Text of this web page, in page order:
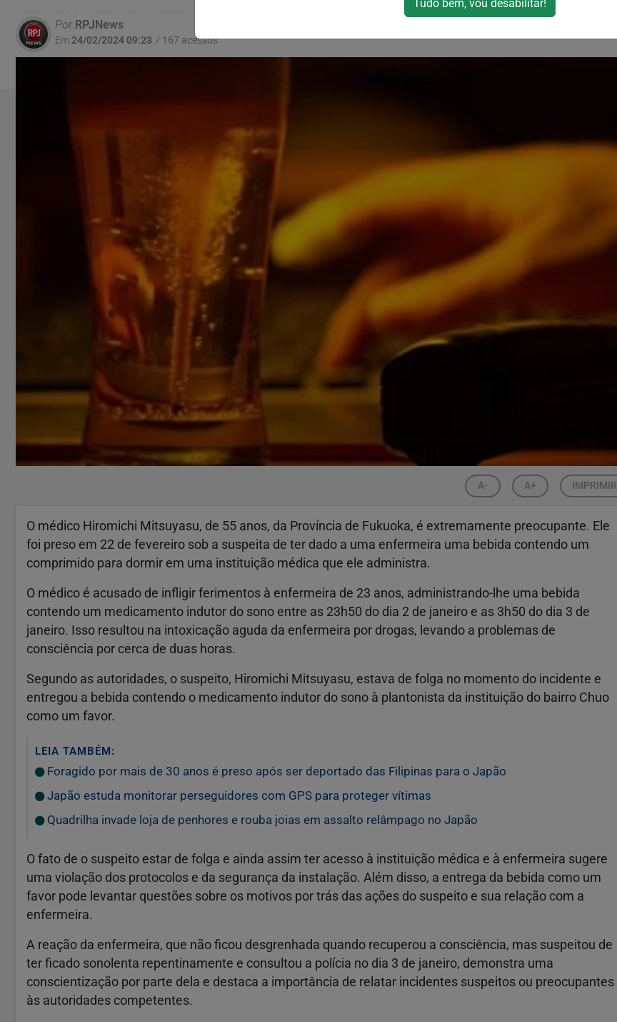
PorRPJNews
Em 24/02/2024 09:23 / 167 acessos
A- A+ IMPRIMIR
O médico Hiromichi Mitsuyasu, de 55 anos, da Província de Fukuoka, é extremamente preocupante. Ele
foi preso em 22 de fevereiro sob a suspeita de ter dado a uma enfermeira uma bebida contendo um
comprimido para dormir em uma instituição médica que ele administra.
O médico é acusado de infligir ferimentos à enfermeira de 23 anos, administrando-lhe uma bebida
contendo um medicamento indutor do sono entre as 23h50 do dia 2 de janeiro e as 3h50 do dia 3 de
janeiro. Isso resultou na intoxicação aguda da enfermeira por drogas, levando a problemas de
consciência por cerca de duas horas.
Segundo as autoridades, o suspeito, Hiromichi Mitsuyasu, estava de folga no momento do incidente e
entregou a bebida contendo o medicamento indutor do sono à plantonista da instituição do bairro Chuo
como um favor.
LEIA TAMBÉM:
Foragido por mais de 30 anos é preso após ser deportado das Filipinas para o Japão
Japão estuda monitorar perseguidores com GPS para proteger vítimas
Quadrilha invade loja de penhores e rouba joias em assalto relâmpago no Japão
O fato de o suspeito estar de folga e ainda assim ter acesso à instituição médica e à enfermeira sugere
uma violação dos protocolos e da segurança da instalação. Além disso, a entrega da bebida como um
favor pode levantar questões sobre os motivos por trás das ações do suspeito e sua relação com a
enfermeira.
A reação da enfermeira, que não ficou desgrenhada quando recuperou a consciência, mas suspeitou de
ter ficado sonolenta repentinamente e consultou a polícia no dia 3 de janeiro, demonstra uma
conscientização por parte dela e destaca a importância de relatar incidentes suspeitos ou preocupantes
às autoridades competentes.
Tudo bem, vou desabilitar!